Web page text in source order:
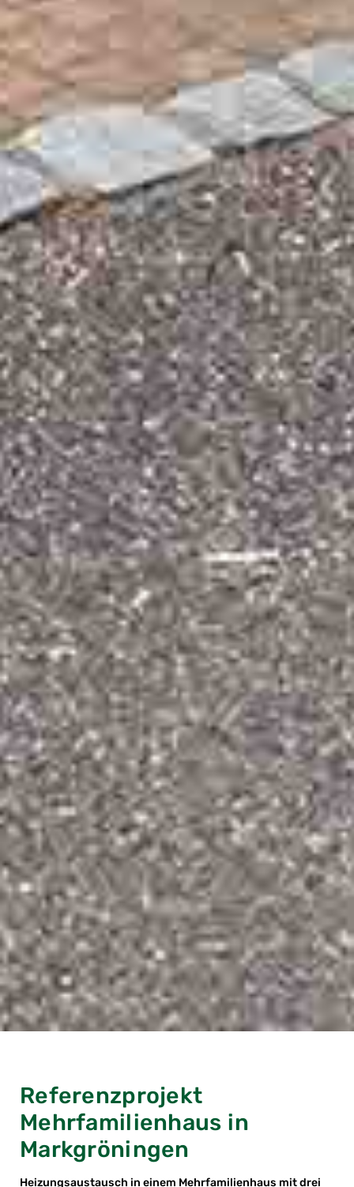
Referenzprojekt
Mehrfamilienhaus in
Markgröningen
Heizungsaustausch in einem Mehrfamilienhaus mit drei